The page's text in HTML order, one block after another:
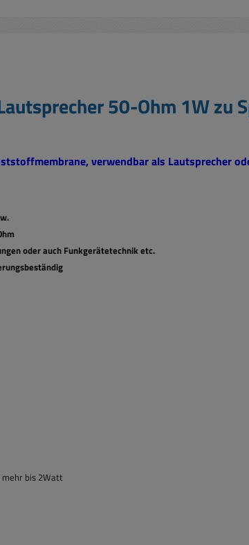
50-Ohm 1W zu
verwendbar als Lautsprecher
oder auch Funkgerätetechnik etc.
mehr bis 2Watt